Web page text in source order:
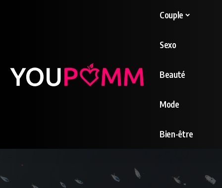
Couple
Sexo
Beauté
Mode
Bien-être